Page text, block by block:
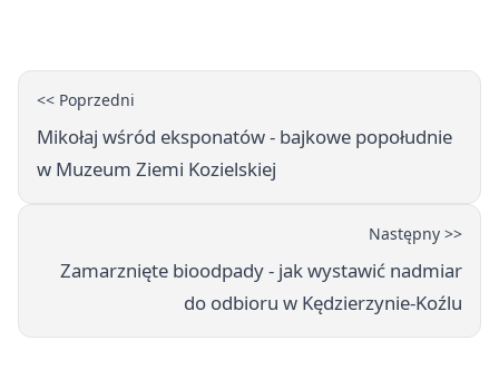
<< Poprzedni
Mikołaj wśród eksponatów - bajkowe popołudnie
w Muzeum Ziemi Kozielskiej
Następny >>
Zamarznięte bioodpady - jak wystawić nadmiar
do odbioru w Kędzierzynie-Koźlu